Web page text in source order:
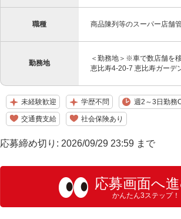
職種 商品陳列等のスーパー店舗
勤務地
＜勤務地＞※車で数店舗を
恵比寿4-20-7 恵比寿ガー
未経験歓迎 学歴不問 週2～3日勤務
交通費支給 社会保険あり
応募締め切り: 2026/09/29 23:59 まで
応募画面へ
かんたん3ステップ！